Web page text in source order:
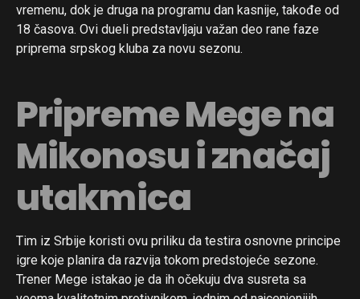
vremenu, dok je druga na programu dan kasnije, takođe od
18 časova. Ovi dueli predstavljaju važan deo rane faze
priprema srpskog kluba za novu sezonu.
Pripreme Mege na
Mikonosu i značaj
utakmica
Tim iz Srbije koristi ovu priliku da testira osnovne principe
igre koje planira da razvija tokom predstojeće sezone.
Trener Mege istakao je da ih očekuju dva susreta sa